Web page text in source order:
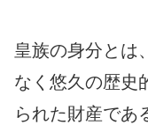
皇族の身分とは
なく悠久の歴史
られた財産であ